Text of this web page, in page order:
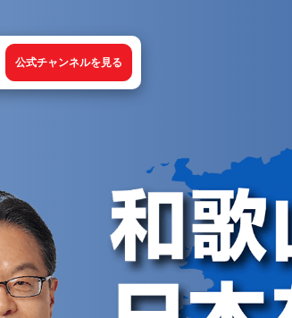
公式チャンネルを見る